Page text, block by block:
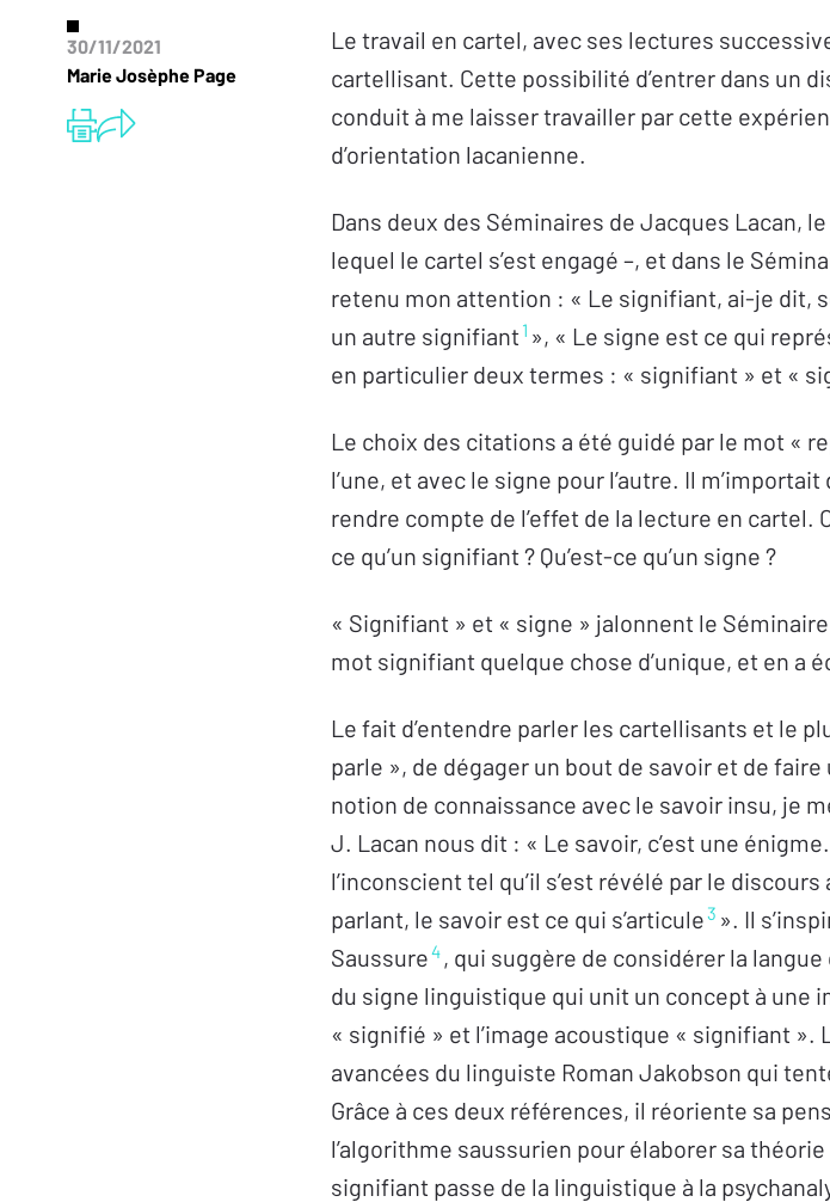
30/11/2021
Marie Josèphe Page
Le travail en cartel, avec ses lectures
cartellisant. Cette possibilité d’entrer dans un
conduit à me laisser travailler par cette
d’orientation lacanienne.
Dans deux des Séminaires de Jacques Lacan,
lequel le cartel s’est engagé –, et dans le
retenu mon attention : « Le signifiant, ai-je dit,
un autre signifiant1 », « Le signe est ce qui
en particulier deux termes : « signifiant » et «
Le choix des citations a été guidé par le mot «
l’une, et avec le signe pour l’autre. Il
rendre compte de l’effet de la lecture en cartel.
ce qu’un signifiant ? Qu’est-ce qu’un signe ?
« Signifiant » et « signe » jalonnent le
mot signifiant quelque chose d’unique, et en a
Le fait d’entendre parler les cartellisants et le
parle », de dégager un bout de savoir et de
notion de connaissance avec le savoir insu, je
J. Lacan nous dit : « Le savoir, c’est une
l’inconscient tel qu’il s’est révélé par le
parlant, le savoir est ce qui s’articule3 ». Il
Saussure4 , qui suggère de considérer la
du signe linguistique qui unit un concept à une
« signifié » et l’image acoustique « signifiant ».
avancées du linguiste Roman Jakobson qui
Grâce à ces deux références, il réoriente sa
l’algorithme saussurien pour élaborer sa
signifiant passe de la linguistique à la